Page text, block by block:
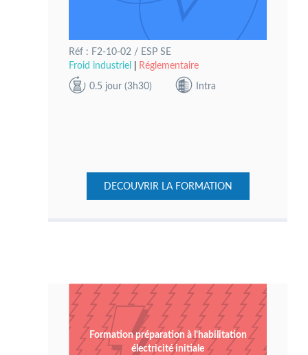
Réf : F2-10-02 / ESP SE
Froid industriel
Réglementaire
0.5 jour (3h30) Intra
DECOUVRIR LA FORMATION
Formation préparation à l’habilitation
électricité initiale